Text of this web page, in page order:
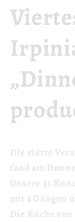
Die vierte
fand am
Unsere 35
mit 4 Gängen
Die Küche